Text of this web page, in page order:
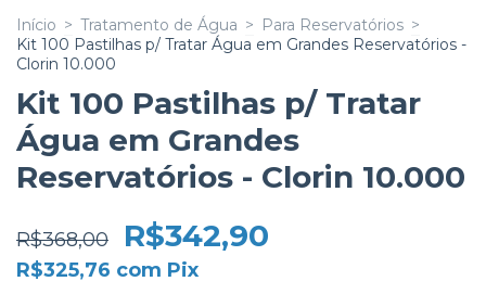
Início > Tratamento de Água > Para Reservatórios >
Kit 100 Pastilhas p/ Tratar Água em Grandes Reservatórios -
Clorin 10.000
Kit 100 Pastilhas p/ Tratar
Água em Grandes
Reservatórios - Clorin 10.000
R$368,00 R$342,90
R$325,76 com Pix